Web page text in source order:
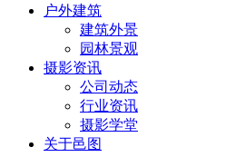
户外建筑
建筑外景
园林景观
摄影资讯
公司动态
行业资讯
摄影学堂
关于邑图